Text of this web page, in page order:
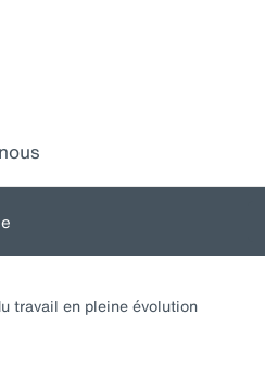
Toggle
for:
travail en pleine évolution